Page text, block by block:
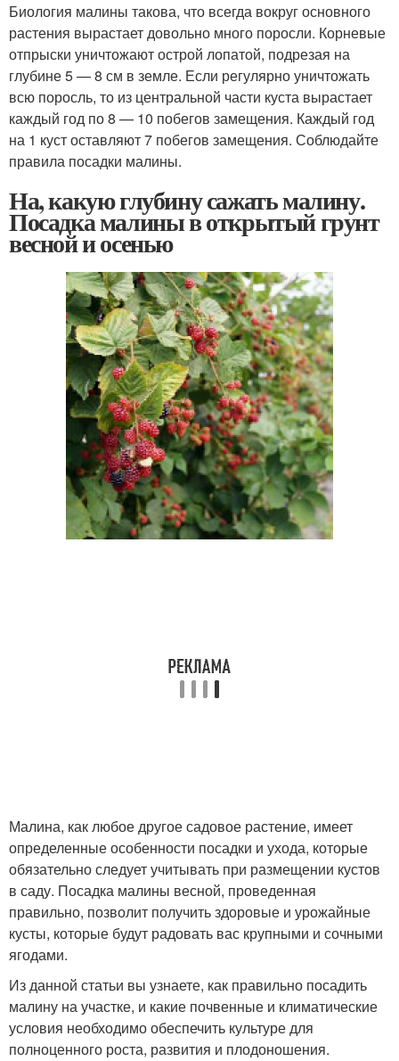
Биология малины такова, что всегда вокруг основного
растения вырастает довольно много поросли. Корневые
отпрыски уничтожают острой лопатой, подрезая на
глубине 5 — 8 см в земле. Если регулярно уничтожать
всю поросль, то из центральной части куста вырастает
каждый год по 8 — 10 побегов замещения. Каждый год
на 1 куст оставляют 7 побегов замещения. Соблюдайте
правила посадки малины.
На, какую глубину сажать малину.
Посадка малины в открытый грунт
весной и осенью
Малина, как любое другое садовое растение, имеет
определенные особенности посадки и ухода, которые
обязательно следует учитывать при размещении кустов
в саду. Посадка малины весной, проведенная
правильно, позволит получить здоровые и урожайные
кусты, которые будут радовать вас крупными и сочными
ягодами.
Из данной статьи вы узнаете, как правильно посадить
малину на участке, и какие почвенные и климатические
условия необходимо обеспечить культуре для
полноценного роста, развития и плодоношения.